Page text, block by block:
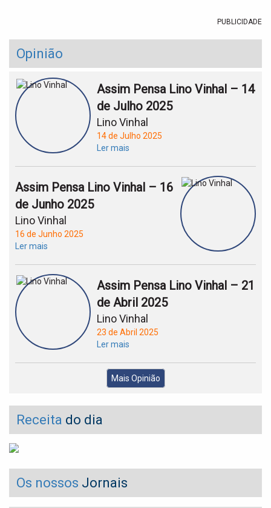
PUBLICIDADE
Opinião
Assim Pensa Lino Vinhal – 14
de Julho 2025
Lino Vinhal
14 de Julho 2025
Ler mais
Assim Pensa Lino Vinhal – 16
de Junho 2025
Lino Vinhal
16 de Junho 2025
Ler mais
Assim Pensa Lino Vinhal – 21
de Abril 2025
Lino Vinhal
23 de Abril 2025
Ler mais
Mais Opinião
Receita do dia
Os nossos Jornais